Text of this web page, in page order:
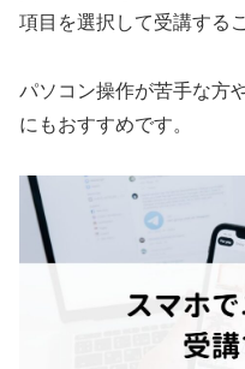
項目を選択して受講する
パソコン操作が苦手な方
にもおすすめです。